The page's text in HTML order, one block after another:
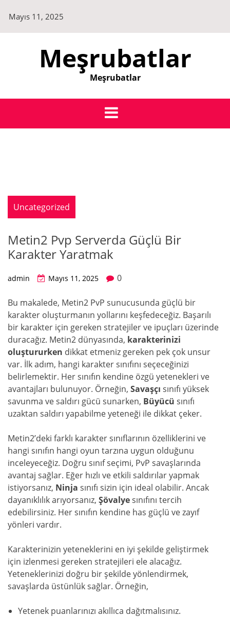
content
Mayıs 11, 2025
Meşrubatlar
Meşrubatlar
Uncategorized
Metin2 Pvp Serverda Güçlü Bir
Karakter Yaratmak
admin Mayıs 11, 2025 0
Bu makalede, Metin2 PvP sunucusunda güçlü bir
karakter oluşturmanın yollarını keşfedeceğiz. Başarılı
bir karakter için gereken stratejiler ve ipuçları üzerinde
duracağız. Metin2 dünyasında, karakterinizi
oluştururken dikkat etmeniz gereken pek çok unsur
var. İlk adım, hangi karakter sınıfını seçeceğinizi
belirlemektir. Her sınıfın kendine özgü yetenekleri ve
avantajları bulunuyor. Örneğin, Savaşçı sınıfı yüksek
savunma ve saldırı gücü sunarken, Büyücü sınıfı
uzaktan saldırı yapabilme yeteneği ile dikkat çeker.
Metin2’deki farklı karakter sınıflarının özelliklerini ve
hangi sınıfın hangi oyun tarzına uygun olduğunu
inceleyeceğiz. Doğru sınıf seçimi, PvP savaşlarında
avantaj sağlar. Eğer hızlı ve etkili saldırılar yapmak
istiyorsanız, Ninja sınıfı sizin için ideal olabilir. Ancak
dayanıklılık arıyorsanız, Şövalyesınıfını tercih
edebilirsiniz. Her sınıfın kendine has güçlü ve zayıf
yönleri vardır.
Karakterinizin yeteneklerini en iyi şekilde geliştirmek
için izlenmesi gereken stratejileri ele alacağız.
Yeteneklerinizi doğru bir şekilde yönlendirmek,
savaşlarda üstünlük sağlar. Örneğin,
Yetenek puanlarınızı akıllıca dağıtmalısınız.